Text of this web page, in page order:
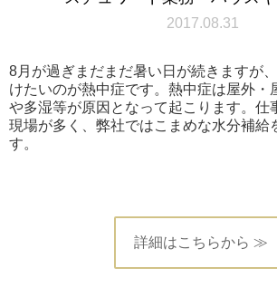
2017.08.31
8月が過ぎまだまだ暑い日が続きますが
けたいのが熱中症です。熱中症は屋外・
や多湿等が原因となって起こります。仕
現場が多く、弊社ではこまめな水分補給
す。
詳細はこちらから ≫